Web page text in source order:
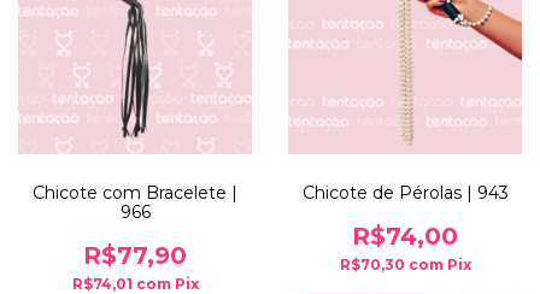
Chicote com Bracelete |
966
R$77,90
R$74,01 com Pix
Chicote de Pérolas | 943
R$74,00
R$70,30 com Pix